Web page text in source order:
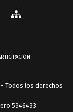
Todos los derechos
5346433